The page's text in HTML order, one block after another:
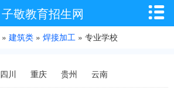
子敬教育招生网 
» 建筑类 » 焊接加工 » 专业学校
四川 重庆 贵州 云南